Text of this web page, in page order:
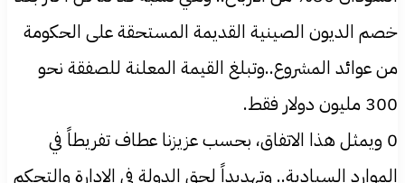
خصم الديون الصينية القديمة المستحقة على الحكومة
من عوائد المشروع..وتبلغ القيمة المعلنة للصفقة نحو
300 مليون دولار فقط.
0 ويمثل هذا الاتفاق، بحسب عزيزنا عطاف تفريطاً في
الموارد السيادية.. وتهديداً لحق الدولة في الإدارة والتحكم